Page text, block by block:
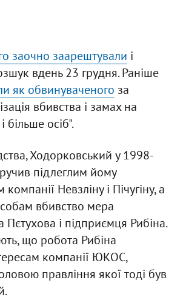
заочно заарештували і
вдень 23 грудня. Раніше
як обвинуваченого за
вбивства і замах на
більше осіб".
Ходорковський у 1998-
підлеглим йому
Невзліну і Пічугіну, а
вбивство мера
і підприємця Рибіна.
що робота Рибіна
компанії ЮКОС,
правління якої тоді був